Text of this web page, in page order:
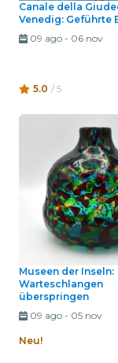
Canale della
Venedig: Geführte
09 ago- 06 nov
5.0 / 5
Museen der Inseln:
Warteschlangen
überspringen
09 ago- 05 nov
Neu!